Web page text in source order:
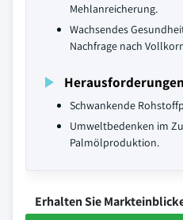
Mehlanreicherung.
Wachsendes
Nachfrage nach
Herausforderungen
Schwankende
Umweltbedenken im
Palmölproduktion.
Erhalten Sie